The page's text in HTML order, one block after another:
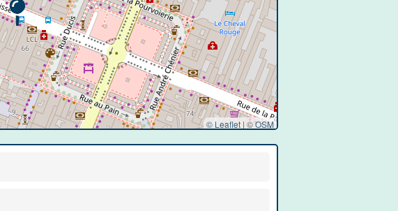
© Leaflet | ©OSM